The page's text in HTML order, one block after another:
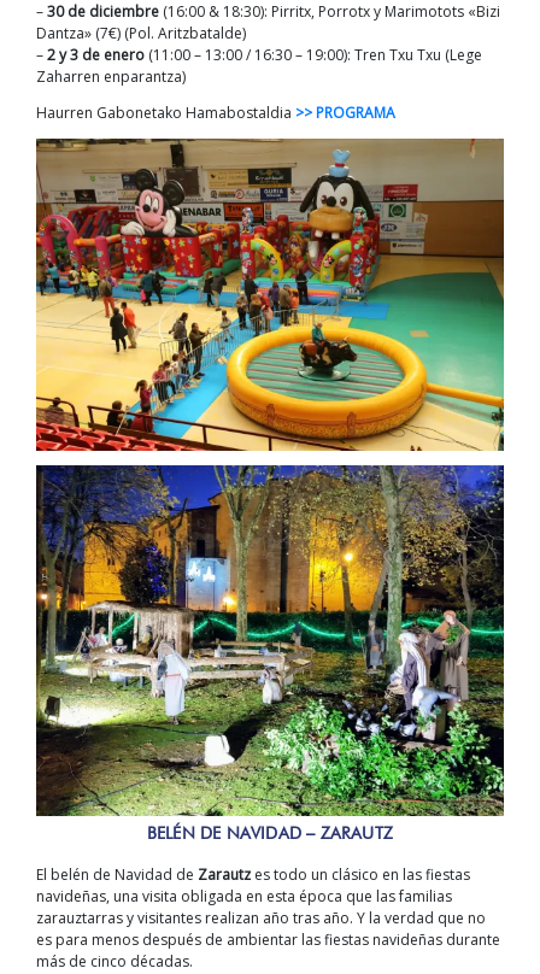
–30 de diciembre (16:00 & 18:30): Pirritx, Porrotx y Marimotots «Bizi
Dantza» (7€) (Pol. Aritzbatalde)
–2 y 3 de enero (11:00 – 13:00 / 16:30 – 19:00): Tren Txu Txu (Lege
Zaharren enparantza)
Haurren Gabonetako Hamabostaldia >> PROGRAMA
BELÉN DE NAVIDAD – ZARAUTZ
El belén de Navidad de Zarautz es todo un clásico en las fiestas
navideñas, una visita obligada en esta época que las familias
zarauztarras y visitantes realizan año tras año. Y la verdad que no
es para menos después de ambientar las fiestas navideñas durante
más de cinco décadas.